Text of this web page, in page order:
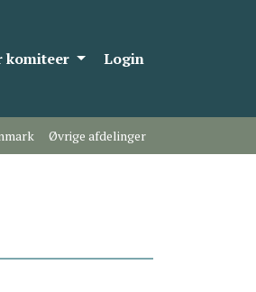
komiteer Login
Øvrige afdelinger